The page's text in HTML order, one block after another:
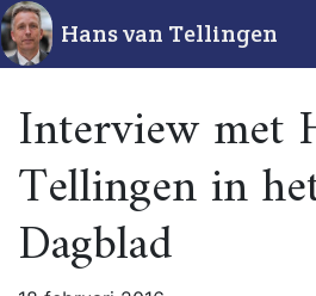
Hans van Tellingen
Interview met
Tellingen in
Dagblad